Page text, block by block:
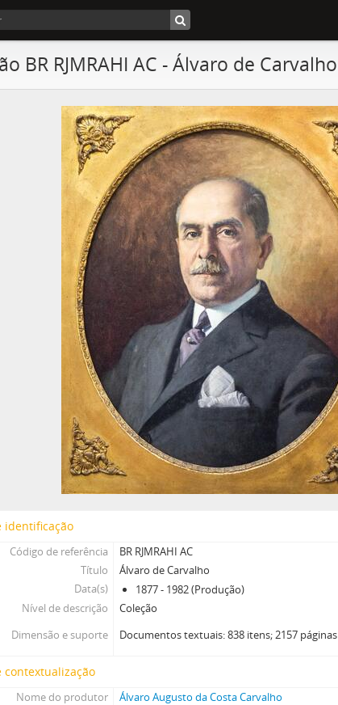
BR RJMRAHI AC - Álvaro de Carvalho
identificação
Código de referência
BR RJMRAHI AC
Título
Álvaro de Carvalho
Data(s)
1877 - 1982 (Produção)
Nível de descrição
Coleção
Dimensão e suporte
Documentos textuais: 838 itens; 2157 páginas
contextualização
Nome do produtor
Álvaro Augusto da Costa Carvalho